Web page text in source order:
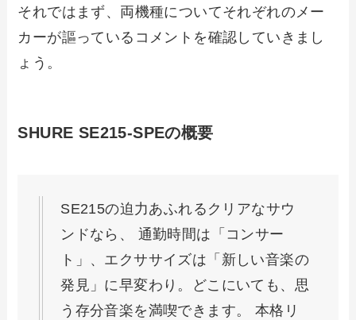
それではまず、両機種についてそれぞれのメー
カーが謳っているコメントを確認していきまし
ょう。
SHURE SE215-SPEの概要
SE215の迫力あふれるクリアなサウ
ンドなら、 通勤時間は「コンサー
ト」、エクササイズは「新しい音楽の
発見」に早変わり。どこにいても、思
う存分音楽を満喫できます。 本格リ